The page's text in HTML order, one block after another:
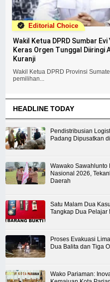
Editorial Choice
Wakil Ketua DPRD Sumbar
Keras Orgen Tunggal Diiringi
Kuranji
Wakil Ketua DPRD Provinsi
pemilihan...
HEADLINE TODAY
Pendistribusian
Padang Dipusatkan
Wawako Sawahlunto
Nasional 2026,
Daerah
Satu Malam Dua
Tangkap Dua Pelajar
Proses Evakuasi
Dua Balita dan Tiga
Wako Pariaman: